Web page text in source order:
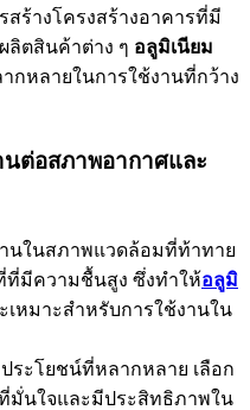
ร้างโครงสร้างอาคารที่มี
ลิตสินค้าต่าง ๆ อลูมิเนียม
กหลายในการใช้งานที่กว้าง
ต่อสภาพอากาศและ
นในสภาพแวดล้อมที่ท้าทาย
ที่มีความชื้นสูง ซึ่งทำให้อลูมิ
เหมาะสำหรับการใช้งานใน
ะโยชน์ที่หลากหลาย เลือก
มั่นใจและมีประสิทธิภาพใน